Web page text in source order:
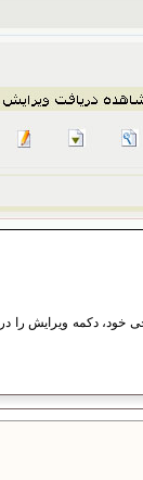
خود، دکمه ویرایش را